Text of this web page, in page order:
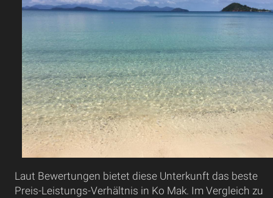
Laut Bewertungen bietet diese Unterkunft das beste
Preis-Leistungs-Verhältnis in Ko Mak. Im Vergleich zu